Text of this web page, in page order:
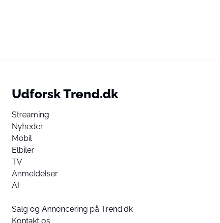
Udforsk Trend.dk
Streaming
Nyheder
Mobil
Elbiler
TV
Anmeldelser
AI
Salg og Annoncering på Trend.dk
Kontakt os